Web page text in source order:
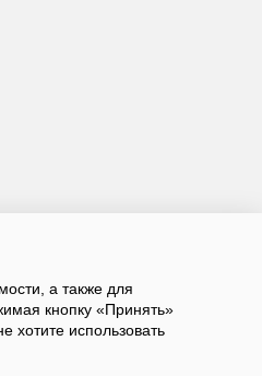
данных
а также для
кнопку «Принять»
хотите использовать